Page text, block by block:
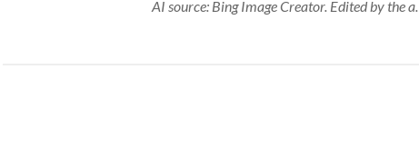
AI source: Bing Image Creator. Edited by the a.